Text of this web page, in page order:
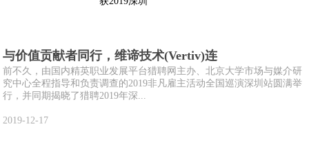
与价值贡献者同行，维谛技术(Vertiv)连
前不久，由国内精英职业发展平台猎聘网主办、北京大学市场与媒介研
究中心全程指导和负责调查的2019非凡雇主活动全国巡演深圳站圆满举
行，并同期揭晓了猎聘2019年深...
2019-12-17